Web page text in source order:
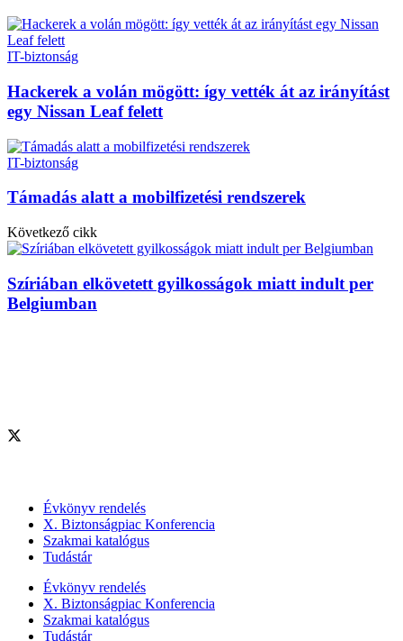
IT-biztonság
Hackerek a volán mögött: így vették át az irányítást
egy Nissan Leaf felett
IT-biztonság
Támadás alatt a mobilfizetési rendszerek
Következő cikk
Szíriában elkövetett gyilkosságok miatt indult per
Belgiumban
Évkönyv rendelés
X. Biztonságpiac Konferencia
Szakmai katalógus
Tudástár
Évkönyv rendelés
X. Biztonságpiac Konferencia
Szakmai katalógus
Tudástár